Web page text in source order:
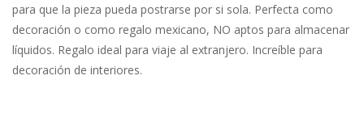
para que la pieza pueda postrarse por si sola. Perfecta como
decoración o como regalo mexicano, NO aptos para almacenar
líquidos. Regalo ideal para viaje al extranjero. Increíble para
decoración de interiores.